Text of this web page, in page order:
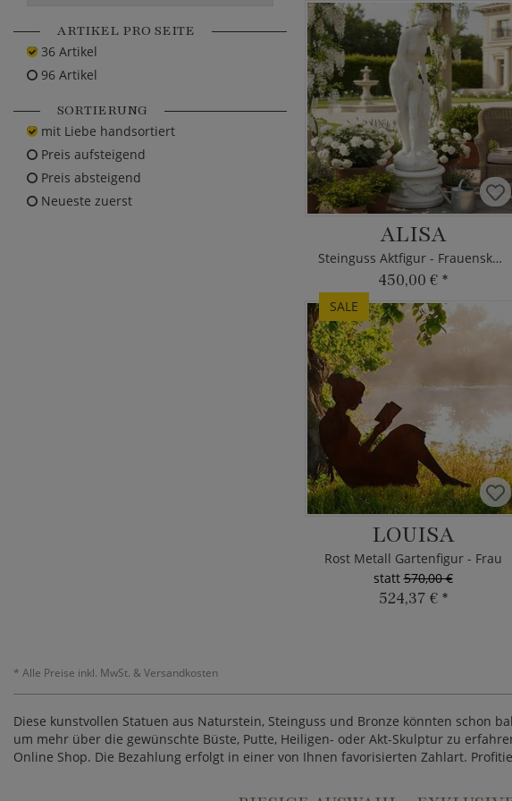
ALISA
Steinguss Aktfigur - Frauenskulptur
450,00 € *
SALE
LOUISA
Rost Metall Gartenfigur - Frau
statt570,00 €
524,37 € *
ARTIKEL PRO SEITE
36 Artikel
96 Artikel
SORTIERUNG
mit Liebe handsortiert
Preis aufsteigend
Preis absteigend
Neueste zuerst
* Alle Preise inkl. MwSt. & Versandkosten
Diese kunstvollen Statuen aus Naturstein, Steinguss und Bronze könnten schon
um mehr über die gewünschte Büste, Putte, Heiligen- oder Akt-Skulptur zu
Online Shop. Die Bezahlung erfolgt in einer von Ihnen favorisierten Zahlart.